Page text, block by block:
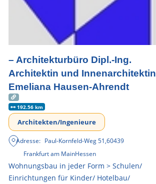
– Architekturbüro Dipl.-Ing.
Architektin und Innenarchitektin
Emeliana Hausen-Ahrendt
192.56 km
Architekten/Ingenieure
Adresse: Paul-Kornfeld-Weg 51,60439
Frankfurt am MainHessen
Wohnungsbau in jeder Form > Schulen/
Einrichtungen für Kinder/ Hotelbau/